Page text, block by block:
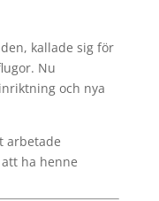
kallade sig för
Nu
och nya
arbetade
ha henne